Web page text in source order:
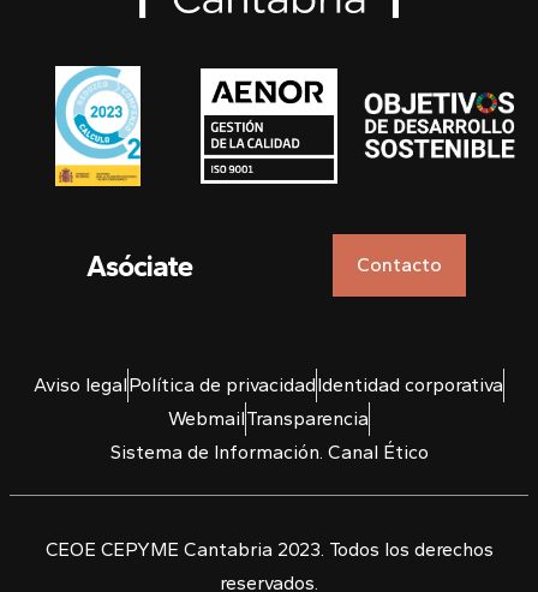
Asóciate Contacto
Aviso legalPolítica de privacidadIdentidad corporativa
WebmailTransparencia
Sistema de Información. Canal Ético
CEOE CEPYME Cantabria 2023. Todos los derechos
reservados.